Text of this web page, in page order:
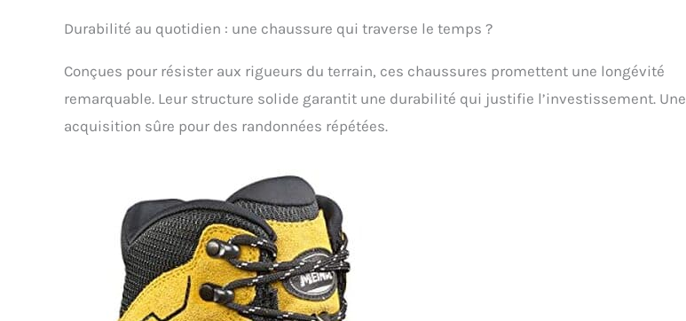
Durabilité au quotidien : une chaussure qui traverse le temps ?
Conçues pour résister aux rigueurs du terrain, ces chaussures promettent une longévité
remarquable. Leur structure solide garantit une durabilité qui justifie l’investissement. Une
acquisition sûre pour des randonnées répétées.